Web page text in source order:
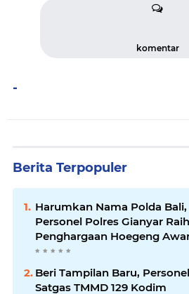
komentar
-
Berita Terpopuler
Harumkan Nama Polda Bali,
Personel Polres Gianyar Raih
Penghargaan Hoegeng
2026
Beri Tampilan Baru, Personel
Satgas TMMD 129 Kodim